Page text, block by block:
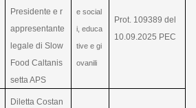
Presidente e r
appresentante
legale di Slow
Food Caltanis
setta APS
e social
i, educa
tive e gi
ovanili
Prot. 109389 del
10.09.2025 PEC
Diletta Costan